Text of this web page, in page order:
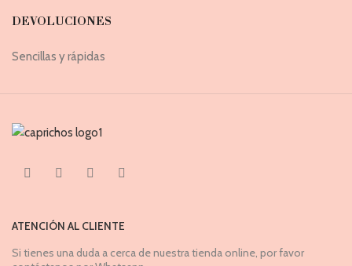
DEVOLUCIONES
Sencillas y rápidas
ATENCIÓN AL CLIENTE
Si tienes una duda a cerca de nuestra tienda online, por favor